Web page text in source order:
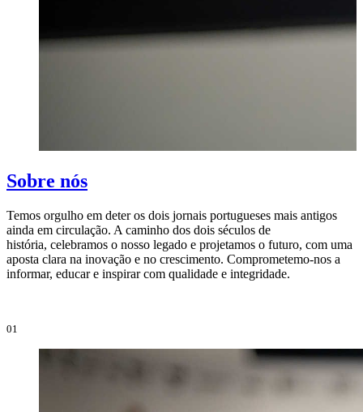
Sobre nós
Temos orgulho em deter os dois jornais portugueses mais antigos
ainda em circulação. A caminho dos dois séculos de
história, celebramos o nosso legado e projetamos o futuro, com uma
aposta clara na inovação e no crescimento. Comprometemo-nos a
informar, educar e inspirar com qualidade e integridade.
01